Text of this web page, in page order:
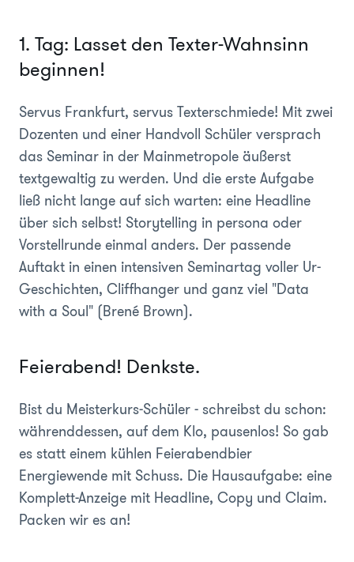
1. Tag: Lasset den Texter-Wahnsinn
beginnen!
Servus Frankfurt, servus Texterschmiede! Mit zwei
Dozenten und einer Handvoll Schüler versprach
das Seminar in der Mainmetropole äußerst
textgewaltig zu werden. Und die erste Aufgabe
ließ nicht lange auf sich warten: eine Headline
über sich selbst! Storytelling in persona oder
Vorstellrunde einmal anders. Der passende
Auftakt in einen intensiven Seminartag voller Ur-
Geschichten, Cliffhanger und ganz viel "Data
with a Soul" (Brené Brown).
Feierabend! Denkste.
Bist du Meisterkurs-Schüler - schreibst du schon:
währenddessen, auf dem Klo, pausenlos! So gab
es statt einem kühlen Feierabendbier
Energiewende mit Schuss. Die Hausaufgabe: eine
Komplett-Anzeige mit Headline, Copy und Claim.
Packen wir es an!